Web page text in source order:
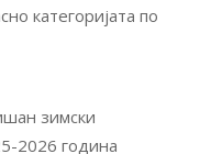
категоријата по
зимски
2026 година